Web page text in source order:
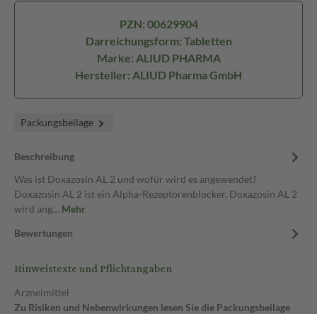
PZN: 00629904
Darreichungsform: Tabletten
Marke: ALIUD PHARMA
Hersteller: ALIUD Pharma GmbH
Packungsbeilage
Beschreibung
Was ist Doxazosin AL 2 und wofür wird es angewendet?
Doxazosin AL 2 ist ein Alpha-Rezeptorenblocker. Doxazosin AL 2
wird ang… Mehr
Bewertungen
Hinweistexte und Pflichtangaben
Arzneimittel
Zu Risiken und Nebenwirkungen lesen Sie die Packungsbeilage